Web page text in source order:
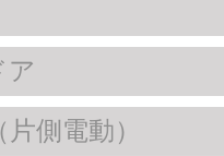
ア
側電動）